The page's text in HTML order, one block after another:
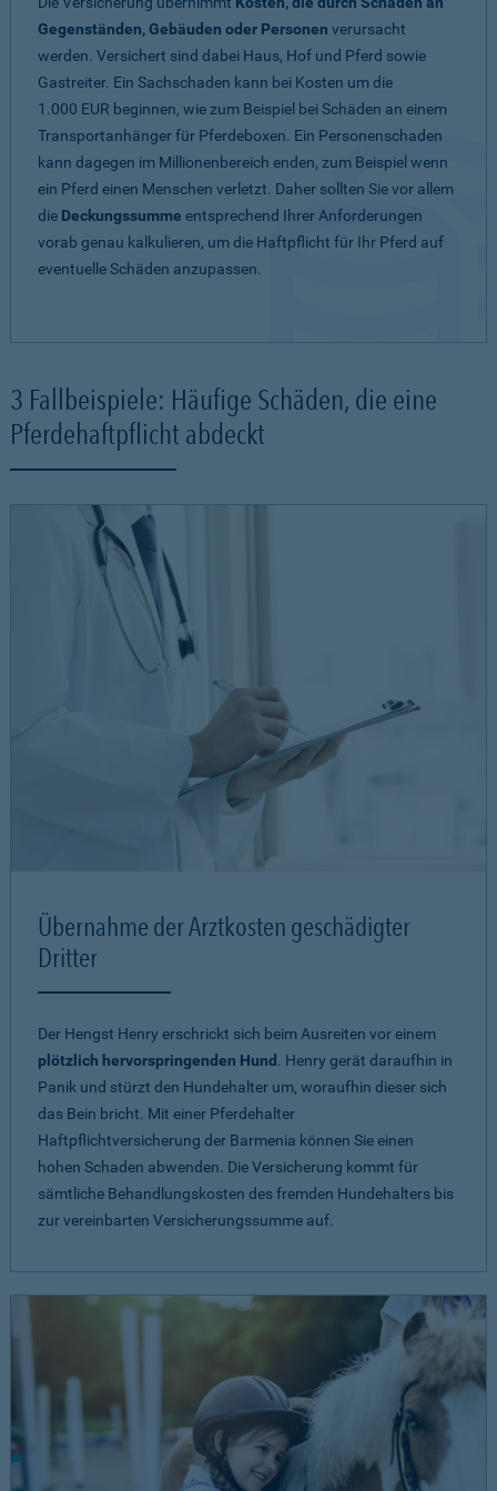
Gegenständen, Gebäuden oder Personen verursacht
werden. Versichert sind dabei Haus, Hof und Pferd sowie
Gastreiter. Ein Sachschaden kann bei Kosten um die
1.000 EUR beginnen, wie zum Beispiel bei Schäden an einem
Transportanhänger für Pferdeboxen. Ein Personenschaden
kann dagegen im Millionenbereich enden, zum Beispiel wenn
ein Pferd einen Menschen verletzt. Daher sollten Sie vor allem
die Deckungssumme entsprechend Ihrer Anforderungen
vorab genau kalkulieren, um die Haftpflicht für Ihr Pferd auf
eventuelle Schäden anzupassen.
3 Fallbeispiele: Häufige Schäden, die eine
Pferdehaftpflicht abdeckt
Übernahme der Arztkosten geschädigter
Dritter
Der Hengst Henry erschrickt sich beim Ausreiten vor einem
plötzlich hervorspringenden Hund . Henry gerät daraufhin in
Panik und stürzt den Hundehalter um, woraufhin dieser sich
das Bein bricht. Mit einer Pferdehalter
Haftpflichtversicherung der Barmenia können Sie einen
hohen Schaden abwenden. Die Versicherung kommt für
sämtliche Behandlungskosten des fremden Hundehalters bis
zur vereinbarten Versicherungssumme auf.